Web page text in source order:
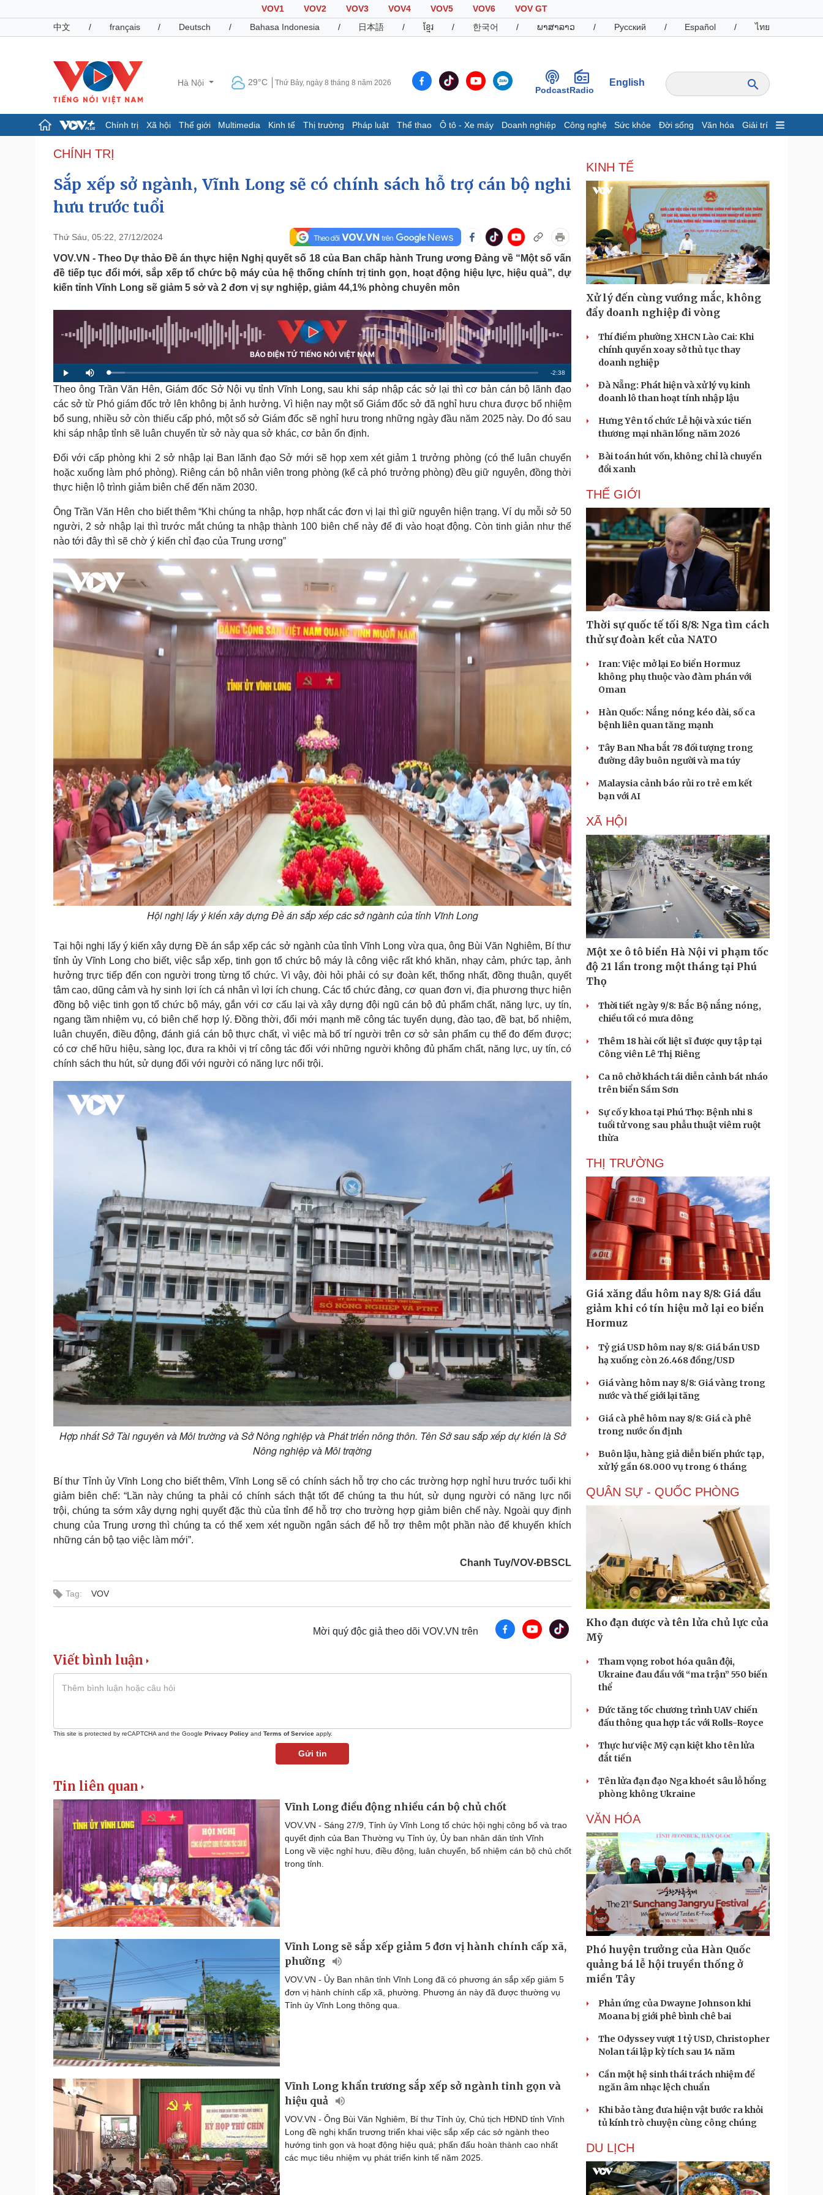
VOV1 VOV2 VOV3 VOV4 VOV5 VOV6
VOV GT
中文
/ français / Deutsch / Bahasa Indonesia / 日本語 / ខ្មែរ / 한국어 / ພາສາລາວ / Русский / Español / ไทย
Hà Nội 29°C Thứ Bảy, ngày 8 tháng 8 năm 2026
PodcastRadio
English
Chính trị Xã hội Thế giới Multimedia Kinh tế Thị trường Pháp luật Thể thao Ô tô - Xe máy Doanh nghiệp Công nghệ Sức khỏe Đời sống Văn hóa Giải trí
Chính trị
Tổ chức nhân sự
Quốc hội
Nhận diện sự thật
Dự báo thời tiết
Giáo dục
Cuộc sống đó đây
Hồ sơ
Ảnh
E-Magazine
Bất động sản
Khởi nghiệp
Tiêu dùng
Tỷ giá
Chứng khoán
Giá cà phê
Pháp luật
Vụ án
Tin nóng
Tư vấn luật
Quân sự - Quốc phòng
Vũ khí
Việt Nam
Phân tích
Thể thao
Bóng đá
Lịch thi đấu bóng đá
Thế giới thể thao
Hậu trường
Ô tô - Xe máy
Ô tô
Xe máy
Tư vấn
Doanh nghiệp
Thông tin doanh nghiệp
Doanh nghiệp 24h
Doanh nhân
Vì cộng đồng
Công nghệ
Sành điệu
Tin Công nghệ
Trải nghiệm
Chuyển đổi số
Sức khỏe
Cây thuốc
Sản phụ khoa
Nhi khoa
Nam khoa
Làm đẹp - giảm cân
Phòng mạch online
Đời sống
Blog
Tình yêu - Gia đình
Văn hóa
Sân khấu - Điện ảnh
Văn học
Âm nhạc
Di sản
Giải trí
Nghệ sĩ
Thời trang
Sao Việt
Du lịch
Săn Tour
check-in
Podcast
Câu chuyện thời sự
Cửa sổ tình yêu
Kể chuyện cho bé
Cải chính
CHÍNH TRỊ
Sắp xếp sở ngành, Vĩnh Long sẽ có chính sách hỗ trợ cán bộ nghi
hưu trước tuổi
Thứ Sáu, 05:22, 27/12/2024
VOV.VN - Theo Dự thảo Đề án thực hiện Nghị quyết số 18 của Ban chấp hành Trung ương Đảng về “Một số vấn
đề tiếp tục đổi mới, sắp xếp tổ chức bộ máy của hệ thống chính trị tinh gọn, hoạt động hiệu lực, hiệu quả”, dự
kiến tỉnh Vĩnh Long sẽ giảm 5 sở và 2 đơn vị sự nghiệp, giảm 44,1% phòng chuyên môn
P
l
a
y
M
u
t
e
L
o
a
d
d
3
.
8
7
R
m
e
-2:38
Theo ông Trần Văn Hên, Giám đốc Sở Nội vụ tỉnh Vĩnh Long, sau khi sáp nhập các sở lại thì cơ bản cán bộ lãnh đạo
các sở từ Phó giám đốc trở lên không bị ảnh hưởng. Vì hiện nay một số Giám đốc sở đã nghỉ hưu chưa được bổ nhiệm
bổ sung, nhiều sở còn thiếu cấp phó, một số sở Giám đốc sẽ nghỉ hưu trong những ngày đầu năm 2025 này. Do đó sau
khi sáp nhập tỉnh sẽ luân chuyển từ sở này qua sở khác, cơ bản ổn định.
Đối với cấp phòng khi 2 sở nhập lại Ban lãnh đạo Sở mới sẽ họp xem xét giảm 1 trưởng phòng (có thể luân chuyển
hoặc xuống làm phó phòng). Riêng cán bộ nhân viên trong phòng (kể cả phó trưởng phòng) đều giữ nguyên, đồng thời
thực hiện lộ trình giảm biên chế đến năm 2030.
Ông Trần Văn Hên cho biết thêm “Khi chúng ta nhập, hợp nhất các đơn vị lại thì giữ nguyên hiện trạng. Ví dụ mỗi sở 50
người, 2 sở nhập lại thì trước mắt chúng ta nhập thành 100 biên chế này để đi vào hoạt động. Còn tinh giản như thế
nào tới đây thì sẽ chờ ý kiến chỉ đạo của Trung ương”
Hội nghị lấy ý kiến xây dựng Đề án sắp xếp các sở ngành của tỉnh Vĩnh Long
Tại hội nghị lấy ý kiến xây dựng Đề án sắp xếp các sở ngành của tỉnh Vĩnh Long vừa qua, ông Bùi Văn Nghiêm, Bí thư
tỉnh ủy Vĩnh Long cho biết, việc sắp xếp, tinh gọn tổ chức bộ máy là công việc rất khó khăn, nhạy cảm, phức tạp, ảnh
hưởng trực tiếp đến con người trong từng tổ chức. Vì vậy, đòi hỏi phải có sự đoàn kết, thống nhất, đồng thuận, quyết
tâm cao, dũng cảm và hy sinh lợi ích cá nhân vì lợi ích chung. Các tổ chức đảng, cơ quan đơn vị, địa phương thực hiện
đồng bộ việc tinh gọn tổ chức bộ máy, gắn với cơ cấu lại và xây dựng đội ngũ cán bộ đủ phẩm chất, năng lực, uy tín,
ngang tầm nhiệm vụ, có biên chế hợp lý. Đồng thời, đổi mới mạnh mẽ công tác tuyển dụng, đào tạo, đề bạt, bổ nhiệm,
luân chuyển, điều động, đánh giá cán bộ thực chất, vì việc mà bố trí người trên cơ sở sản phẩm cụ thể đo đếm được;
có cơ chế hữu hiệu, sàng lọc, đưa ra khỏi vị trí công tác đối với những người không đủ phẩm chất, năng lực, uy tín, có
chính sách thu hút, sử dụng đối với người có năng lực nổi trội.
Hợp nhất Sở Tài nguyên và Môi trường và Sở Nông nghiệp và Phát triển nông thôn. Tên Sở sau sắp xếp dự kiến là Sở
Nông nghiệp và Môi trƣờng
Bí thư Tỉnh ủy Vĩnh Long cho biết thêm, Vĩnh Long sẽ có chính sách hỗ trợ cho các trường hợp nghỉ hưu trước tuổi khi
giảm biên chế: “Lần này chúng ta phải có chính sách thật tốt để chúng ta thu hút, sử dụng người có năng lực nổi
trội, chúng ta sớm xây dựng nghị quyết đặc thù của tỉnh để hỗ trợ cho trường hợp giảm biên chế này. Ngoài quy định
chung của Trung ương thì chúng ta có thể xem xét nguồn ngân sách để hỗ trợ thêm một phần nào để khuyến khích
những cán bộ tạo việc làm mới”.
Chanh Tuy/VOV-ĐBSCL
Tag: VOV
Mời quý độc giả theo dõi VOV.VN trên
Viết bình luận
This site is protected by reCAPTCHA and the Google Privacy Policy and Terms of Service apply.
Gửi tin
Tin liên quan
Vĩnh Long điều động nhiều cán bộ chủ chốt
VOV.VN - Sáng 27/9, Tỉnh ủy Vĩnh Long tổ chức hội nghị công bố và trao
quyết định của Ban Thường vụ Tỉnh ủy, Ủy ban nhân dân tỉnh Vĩnh
Long về việc nghỉ hưu, điều động, luân chuyển, bổ nhiệm cán bộ chủ chốt
trong tỉnh.
Vĩnh Long sẽ sắp xếp giảm 5 đơn vị hành chính cấp xã,
phường
VOV.VN - Ủy Ban nhân tỉnh Vĩnh Long đã có phương án sắp xếp giảm 5
đơn vị hành chính cấp xã, phường. Phương án này đã được thường vụ
Tỉnh ủy Vĩnh Long thông qua.
Vĩnh Long khẩn trương sắp xếp sở ngành tinh gọn và
hiệu quả
VOV.VN - Ông Bùi Văn Nghiêm, Bí thư Tỉnh ủy, Chủ tịch HĐND tỉnh Vĩnh
Long đề nghị khẩn trương triển khai việc sắp xếp các sở ngành theo
hướng tinh gọn và hoạt động hiệu quả; phấn đấu hoàn thành cao nhất
các mục tiêu nhiệm vụ phát triển kinh tế năm 2025.
KINH TẾ
Xử lý đến cùng vướng mắc, không
đẩy doanh nghiệp đi vòng
Thí điểm phường XHCN Lào Cai: Khi
chính quyền xoay sở thủ tục thay
doanh nghiệp
Đà Nẵng: Phát hiện và xử lý vụ kinh
doanh lô than hoạt tính nhập lậu
Hưng Yên tổ chức Lễ hội và xúc tiến
thương mại nhãn lồng năm 2026
Bài toán hút vốn, không chỉ là chuyển
đổi xanh
THẾ GIỚI
Thời sự quốc tế tối 8/8: Nga tìm cách
thử sự đoàn kết của NATO
Iran: Việc mở lại Eo biển Hormuz
không phụ thuộc vào đàm phán với
Oman
Hàn Quốc: Nắng nóng kéo dài, số ca
bệnh liên quan tăng mạnh
Tây Ban Nha bắt 78 đối tượng trong
đường dây buôn người và ma túy
Malaysia cảnh báo rủi ro trẻ em kết
bạn với AI
XÃ HỘI
Một xe ô tô biển Hà Nội vi phạm tốc
độ 21 lần trong một tháng tại Phú
Thọ
Thời tiết ngày 9/8: Bắc Bộ nắng nóng,
chiều tối có mưa dông
Thêm 18 hài cốt liệt sĩ được quy tập tại
Công viên Lê Thị Riêng
Ca nô chở khách tái diễn cảnh bát nháo
trên biển Sầm Sơn
Sự cố y khoa tại Phú Thọ: Bệnh nhi 8
tuổi tử vong sau phẫu thuật viêm ruột
thừa
THỊ TRƯỜNG
Giá xăng dầu hôm nay 8/8: Giá dầu
giảm khi có tín hiệu mở lại eo biển
Hormuz
Tỷ giá USD hôm nay 8/8: Giá bán USD
hạ xuống còn 26.468 đồng/USD
Giá vàng hôm nay 8/8: Giá vàng trong
nước và thế giới lại tăng
Giá cà phê hôm nay 8/8: Giá cà phê
trong nước ổn định
Buôn lậu, hàng giả diễn biến phức tạp,
xử lý gần 68.000 vụ trong 6 tháng
QUÂN SỰ - QUỐC PHÒNG
Kho đạn dược và tên lửa chủ lực của
Mỹ
Tham vọng robot hóa quân đội,
Ukraine đau đầu với “ma trận” 550 biến
thể
Đức tăng tốc chương trình UAV chiến
đấu thông qua hợp tác với Rolls-Royce
Thực hư việc Mỹ cạn kiệt kho tên lửa
đắt tiền
Tên lửa đạn đạo Nga khoét sâu lỗ hổng
phòng không Ukraine
VĂN HÓA
Phó huyện trưởng của Hàn Quốc
quảng bá lễ hội truyền thống ở
miền Tây
Phản ứng của Dwayne Johnson khi
Moana bị giới phê bình chê bai
The Odyssey vượt 1 tỷ USD, Christopher
Nolan tái lập kỳ tích sau 14 năm
Cần một hệ sinh thái trách nhiệm để
ngăn âm nhạc lệch chuẩn
Khi bảo tàng đưa hiện vật bước ra khỏi
tủ kính trò chuyện cùng công chúng
DU LỊCH